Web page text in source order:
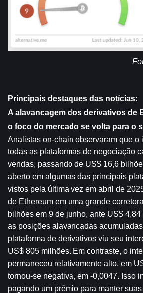
Principais destaques das notícias:
A alavancagem dos derivativos de
o foco do mercado se volta para o
Analistas on-chain observaram que o
todas as plataformas de negociação
vendas, passando de US$ 16,6
aberto em algumas das principais
vistos pela última vez em abril de
de Ethereum em uma grande
bilhões em 9 de junho, ante US$
as posições alavancadas
plataforma de derivativos viu seu
US$ 805 milhões. Em contraste, o
permaneceu relativamente alto, em
tornou-se negativa, em -0,0047. Isso
pagando um prêmio para manter